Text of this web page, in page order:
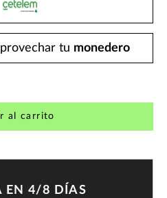
tu monedero
al carrito
EN 4/8 DÍAS